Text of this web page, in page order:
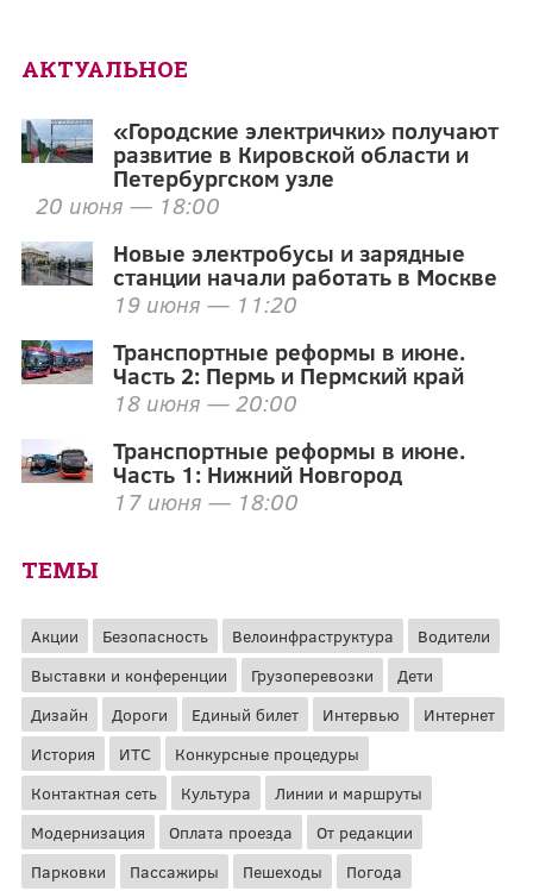
АКТУАЛЬНОЕ
«Городские электрички» получают
развитие в Кировской области и
Петербургском узле
20 июня — 18:00
Новые электробусы и зарядные
станции начали работать в Москве
19 июня — 11:20
Транспортные реформы в июне.
Часть 2: Пермь и Пермский край
18 июня — 20:00
Транспортные реформы в июне.
Часть 1: Нижний Новгород
17 июня — 18:00
ТЕМЫ
Акции Безопасность Велоинфраструктура
Водители
Выставки и конференции
Грузоперевозки
Дети
Дизайн
Дороги Единый билет Интервью
Интернет
История
ИТС
Конкурсные процедуры
Контактная сеть
Культура
Линии и маршруты
Модернизация
Оплата проезда
От редакции
Парковки
Пассажиры Пешеходы Погода